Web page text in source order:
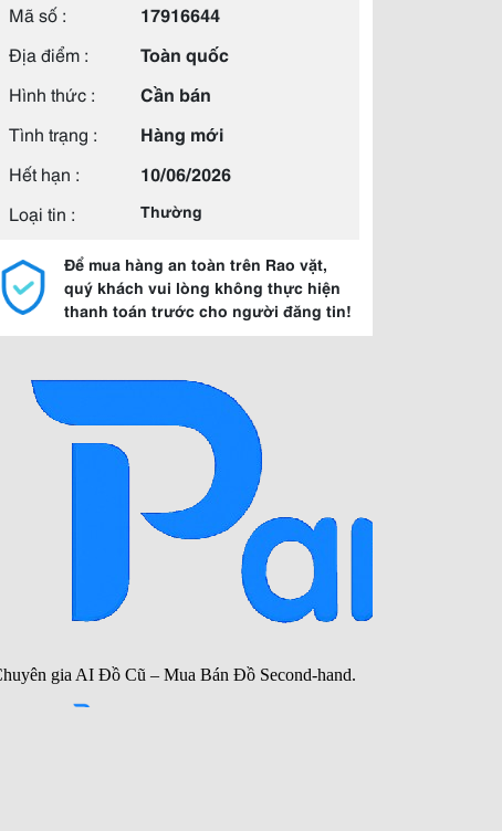
Mã số :
17916644
Địa điểm :
Toàn quốc
Hình thức :
Cần bán
Tình trạng :
Hàng mới
Hết hạn :
10/06/2026
Loại tin :
Thường
Để mua hàng an toàn trên Rao vặt,
quý khách vui lòng không thực hiện
thanh toán trước cho người đăng tin!